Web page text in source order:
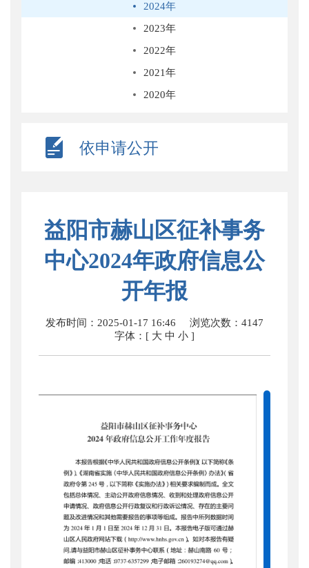
2024年
2023年
2022年
2021年
2020年
依申请公开
益阳市赫山区征补事务
中心2024年政府信息公
开年报
发布时间：2025-01-17 16:46 浏览次数： 4147
字体：[ 大 中 小 ]